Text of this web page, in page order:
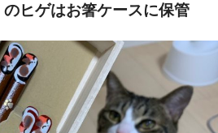
のヒゲはお箸ケースに保管